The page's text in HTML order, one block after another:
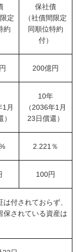
定
約
保社債
（社債間限定
同順位特約
付）
200億円
1月
10年
（2036年1月
23日償還）
2.221％
100円
付されておらず、
保されている資産は